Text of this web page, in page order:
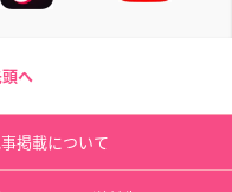
へ
掲載について